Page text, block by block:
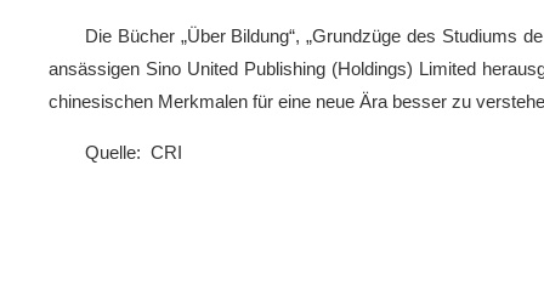
Die Bücher „Über Bildung“, „Grundzüge des Studiums
ansässigen Sino United Publishing (Holdings) Limited
chinesischen Merkmalen für eine neue Ära besser zu
Quelle: CRI